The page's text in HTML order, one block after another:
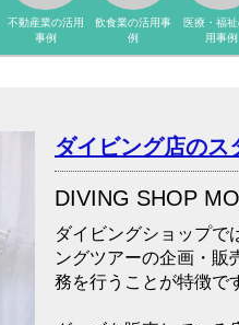
不動産業の活用
事例
飲食業の活用事
例
医療・福
用事例
ダイビング店のス
DIVING SHOP
ダイビングショップで
ングツアーの企画・販
務を行うことが特徴で